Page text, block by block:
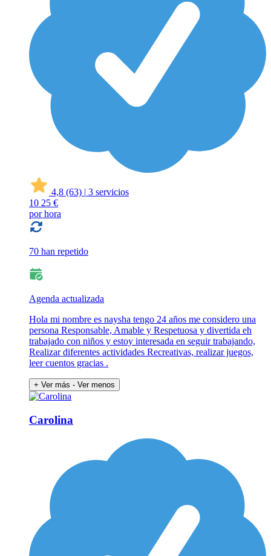
4,8 (63) | 3 servicios
10 25 €
por hora
70 han repetido
Agenda actualizada
Hola mi nombre es naysha tengo 24 años me considero una
persona Responsable, Amable y Respetuosa y divertida eh
trabajado con niños y estoy interesada en seguir trabajando,
Realizar diferentes actividades Recreativas, realizar juegos,
leer cuentos gracias .
+ Ver más - Ver menos
Carolina